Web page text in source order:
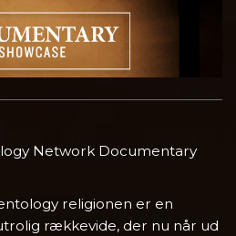
Network Documentary
religionen er en
rækkevide, der nu når ud